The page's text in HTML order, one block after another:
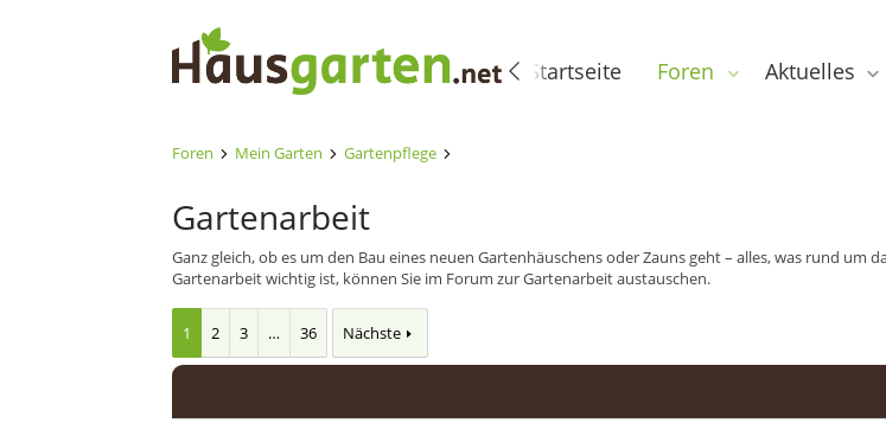
Startseite Foren Aktuelles
Foren Mein Garten Gartenpflege
Gartenarbeit
Ganz gleich, ob es um den Bau eines neuen Gartenhäuschens oder Zauns geht – alles, was rund um
Gartenarbeit wichtig ist, können Sie im Forum zur Gartenarbeit austauschen.
1 2 3 … 36 Nächste